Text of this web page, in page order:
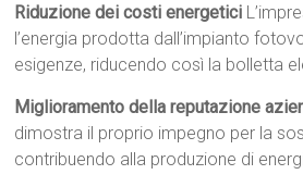
Riduzione dei costi energetici
l’energia prodotta dall’impianto
esigenze, riducendo così la bolletta
Miglioramento della reputazione
dimostra il proprio impegno per la
contribuendo alla produzione di